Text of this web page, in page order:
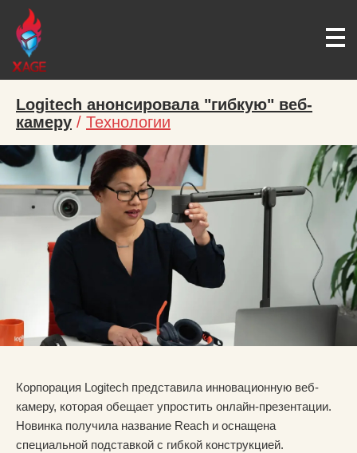
Logitech анонсировала "гибкую" веб-
камеру / Технологии
Корпорация Logitech представила инновационную веб-
камеру, которая обещает упростить онлайн-презентации.
Новинка получила название Reach и оснащена
специальной подставкой с гибкой конструкцией.